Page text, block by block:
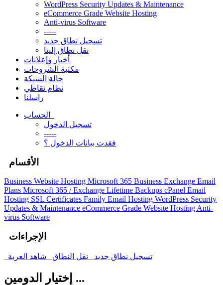
WordPress Security Updates & Maintenance
eCommerce Grade Website Hosting
Anti-virus Software
-----
تسجيل نطاق جديد
نقل نطاق إلينا
أخبار وإعلانات
مكتبة الشروحات
حالة الشبكة
نظام نقاطي
راسلنا
تسجيل الدخول
-----
فقدت بيانات الدخول ؟
الأقسام
Business Website Hosting Microsoft 365 Business Exchange Email
Plans Microsoft 365 / Exchange Lifetime Backups cPanel Email
Hosting SSL Certificates Family Email Hosting WordPress Security
Updates & Maintenance eCommerce Grade Website Hosting Anti-
virus Software
الإجراءات
تسجيل نطاق جديد نقل النطاق شاهد العربة
إختيار الدومين ...